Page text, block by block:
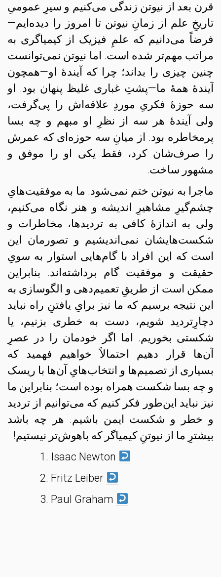
قرن بعد از نیوتن زندگی می‌کنیم و سیرِ عمومیِ
تاریخِ علم از زمانِ نیوتنتا امروز را دیده‌ایم—
فرضاً می‌دانیم که علمِ فیزیک از کیمیاگری به
مراتب مهم‌تر شده است. اما نیوتن نمی‌توانست
چنین چیزی را بداند؛ چرا که آیندهٔ او—همچون
آیندهٔ همهٔ ما—پشتِ غباری غلیظ پنهان بود. او
سه حوزهٔ فکریِ موردِ علاقه‌اش را پی‌گرفت،
ولی آیندهٔ هر سه از نظرِ او مبهم و چه بسا
پرمخاطره بود. از میانِ سه حوزه‌ای که عمرش
را صرف‌شان کرد، فقط یکی او را موفق و
مشهور ساخت.
ماجرا به نیوتن ختم نمی‌شود. ما به موفقیت‌هایِ
چشم‌گیرِ مشاهیرِ اندیشه و هنر نگاه می‌کنیم،
ولی به اندازهٔ کافی به تردیدها، مخاطرات و
شکست‌هایشان نمی‌اندیشیم و تصورمان این
است که این افراد با گام‌هایی استوار به سویِ
حقیقت و موفقیت گام برداشته‌اند. بنابراین
ممکن است از طریقِ تعمیم‌دهی و الگوسازی به
این نتیجه برسیم که ما نیز برایِ یافتنِ راه نباید
دچارِ‌تردید شویم، دست به خطری بزنیم، یا
شکستی بخوریم. اما اگر خودمان را در عصرِ
آن‌ها قرار دهیم احتمالاً خواهیم فهمید که
بسیاری از تصمیم‌ها و انتخاب‌هایِ آن‌ها با ریسک
و چه بسا شکست همراه بوده است؛ بنابراین ما
نیز نباید این‌طور فکر کنیم که می‌توانیم از تردید
و خطر و شکست ایمن باشیم. هر چه باشد
بیشترِ ما از نیوتنِ کیمیاگر که باهوش‌تر نیستیم!
Isaac Newton
Fritz Leiber
Paul Graham